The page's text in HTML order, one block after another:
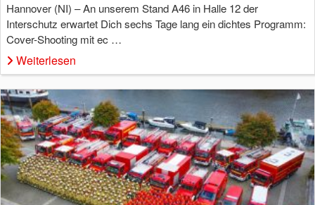
Hannover (NI) – An unserem Stand A46 in Halle 12 der
Interschutz erwartet Dich sechs Tage lang ein dichtes Programm:
Cover-Shooting mit ec …
Weiterlesen